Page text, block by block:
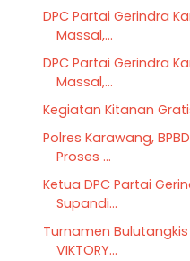
DPC Partai Gerindra
Massal,...
DPC Partai Gerindra
Massal,...
Kegiatan Kitanan
Polres Karawang,
Proses ...
Ketua DPC Partai
Supandi...
Turnamen
VIKTORY...